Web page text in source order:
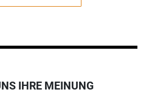
IHRE MEINUNG